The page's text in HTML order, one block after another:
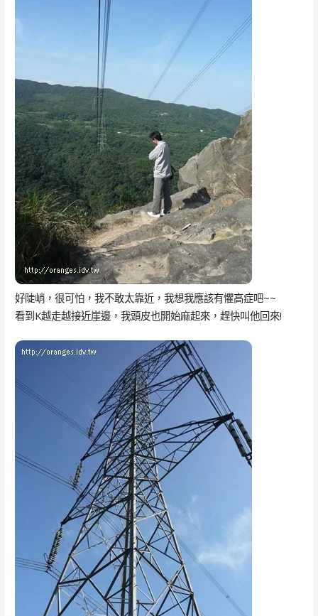
好陡峭，很可怕，我不敢太靠近，我想我應該有懼高症吧~~
看到K越走越接近崖邊，我頭皮也開始麻起來，趕快叫他回來!